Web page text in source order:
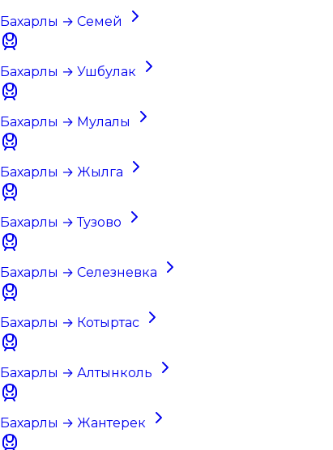
Бахарлы → Семей
Бахарлы → Ушбулак
Бахарлы → Мулалы
Бахарлы → Жылга
Бахарлы → Тузово
Бахарлы → Селезневка
Бахарлы → Котыртас
Бахарлы → Алтынколь
Бахарлы → Жантерек